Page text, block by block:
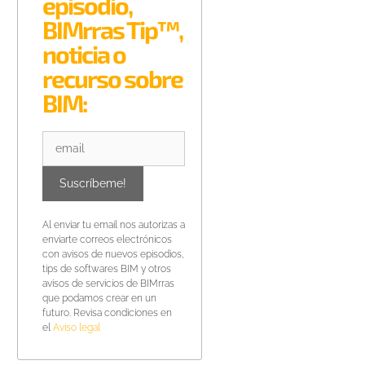
BIMrras Tip™,
noticia o
recurso sobre
BIM:
Al enviar tu email nos autorizas a
enviarte correos electrónicos
con avisos de nuevos episodios,
tips de softwares BIM y otros
avisos de servicios de BIMrras
que podamos crear en un
futuro. Revisa condiciones en
el Aviso legal